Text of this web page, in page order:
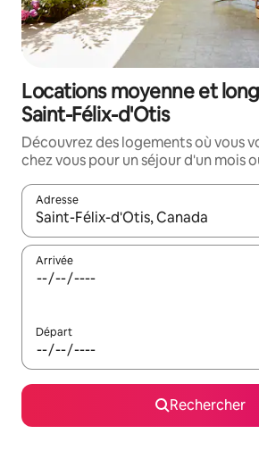
Locations moyenne et
Saint-Félix-d'Otis
Découvrez des logements où vous
chez vous pour un séjour d'un mois
Adresse
Lorsque les résultats s'affichent,
Arrivée
Départ
Rechercher